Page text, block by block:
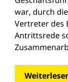
war, durch
Vertreter des
Antrittsrede